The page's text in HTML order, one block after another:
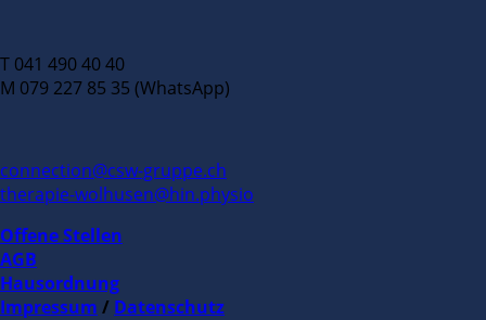
T 041 490 40 40
M 079 227 85 35 (WhatsApp)
connection@csw-gruppe.ch
therapie-wolhusen@hin.physio
Offene Stellen
AGB
Hausordnung
Impressum / Datenschutz